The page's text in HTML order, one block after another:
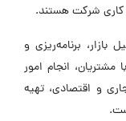
کاری شرکت هستند.
برنامه‌ریزی و
مشتریان، انجام امور
و اقتصادی، تهیه